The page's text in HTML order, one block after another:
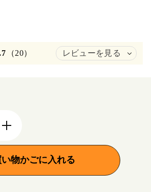
（20） レビューを見る
い物かごに入れる